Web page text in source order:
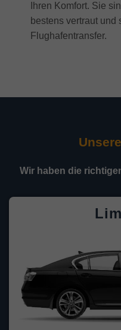
Ihren Komfort. Sie
bestens vertraut und
Flughafentransfer.
Wir haben die